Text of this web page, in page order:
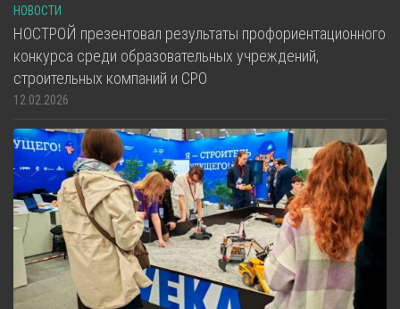
НОВОСТИ
НОСТРОЙ презентовал результаты профориентационного
конкурса среди образовательных учреждений,
строительных компаний и СРО
12.02.2026